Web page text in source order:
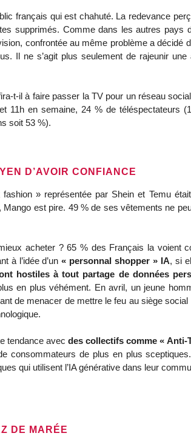
français qui est chahuté. La redevance
supprimés. Comme dans les autres pays
confrontée au même problème a décidé
Il ne s’agit plus seulement de rajeunir
t-il à faire passer la TV pour un réseau
11h en semaine, 24 % de
soit 53 %).
D’AVOIR CONFIANCE
fashion » représentée par Shein et Temu
est pire. 49 % de ses vêtements ne
acheter ? 65 % des Français la
à l’idée d’un« personnal shopper » IA, si
hostiles à tout partage de données
en plus véhément. En avril, un jeune
de menacer de mettre le feu au siège
tendance avec des collectifs comme « Anti-
consommateurs de plus en plus
qui utilisent l’IA générative dans leur
DE MARÉE